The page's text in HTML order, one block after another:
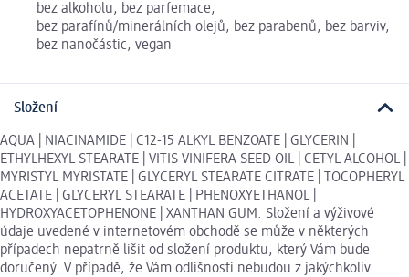
bez alkoholu, bez parfemace,
bez parafínů/minerálních olejů, bez parabenů, bez barviv,
bez nanočástic, vegan
Složení
AQUA | NIACINAMIDE | C12-15 ALKYL BENZOATE | GLYCERIN |
ETHYLHEXYL STEARATE | VITIS VINIFERA SEED OIL | CETYL ALCOHOL |
MYRISTYL MYRISTATE | GLYCERYL STEARATE CITRATE | TOCOPHERYL
ACETATE | GLYCERYL STEARATE | PHENOXYETHANOL |
HYDROXYACETOPHENONE | XANTHAN GUM. Složení a výživové
údaje uvedené v internetovém obchodě se může v některých
případech nepatrně lišit od složení produktu, který Vám bude
doručený. V případě, že Vám odlišnosti nebudou z jakýchkoliv